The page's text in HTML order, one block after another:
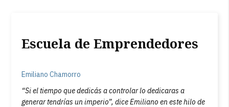
Escuela de Emprendedores
Emiliano Chamorro
“Si el tiempo que dedicás a controlar lo dedicaras a
generar tendrías un imperio”, dice Emiliano en este hilo de